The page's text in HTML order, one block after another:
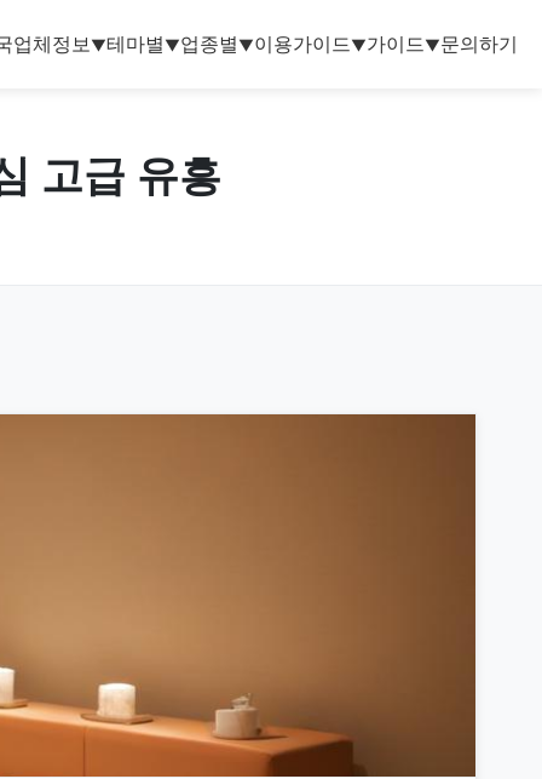
업체정보▼테마별▼업종별▼이용가이드▼가이드▼문의하기
고급 유흥